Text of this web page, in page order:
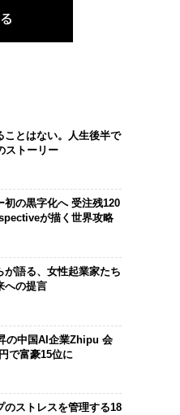
ことはない。人生後半で
ストーリー
初の黒字化へ 受注残120
が描く世界攻略
が語る、女性起業家たち
への提言
の中国AI企業Zhipu 会
で富豪15位に
のストレスを管理する18